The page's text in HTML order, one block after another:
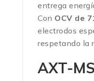
entrega
Con OCV de
electrodos
respetando la
AXT-